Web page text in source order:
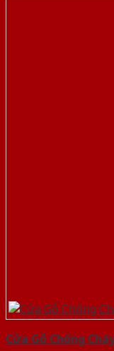
Cửa Gỗ Chống